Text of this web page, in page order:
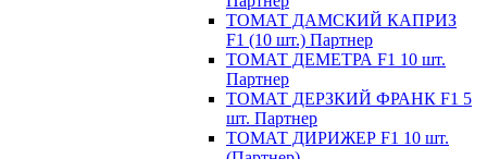
ТОМАТ ДАМСКИЙ КАПРИЗ
F1 (10 шт.) Партнер
ТОМАТ ДЕМЕТРА F1 10 шт.
Партнер
ТОМАТ ДЕРЗКИЙ ФРАНК F1 5
шт. Партнер
ТОМАТ ДИРИЖЕР F1 10 шт.